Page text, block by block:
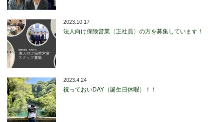
2023.10.17
法人向け保険営業（正社員）の方を募集しています！
2023.4.24
祝っておいDAY（誕生日休暇）！！